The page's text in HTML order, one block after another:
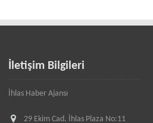
İletişim Bilgileri
İhlas Haber Ajansı
29 Ekim Cad. İhlas Plaza No:11